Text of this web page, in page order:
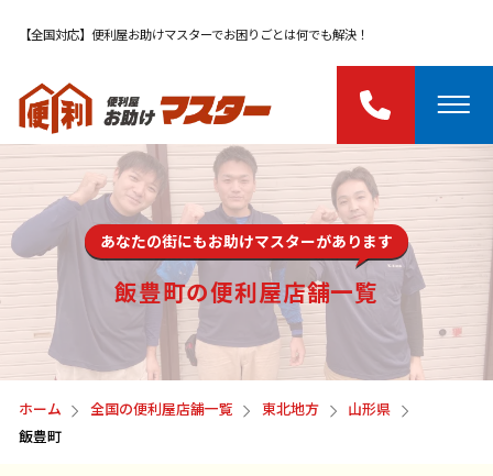
【全国対応】便利屋お助けマスターでお困りごとは何でも解決！
あなたの街にもお助けマスターがあります
飯豊町の便利屋店舗一覧
ホーム 全国の便利屋店舗一覧 東北地方
山形県
飯豊町